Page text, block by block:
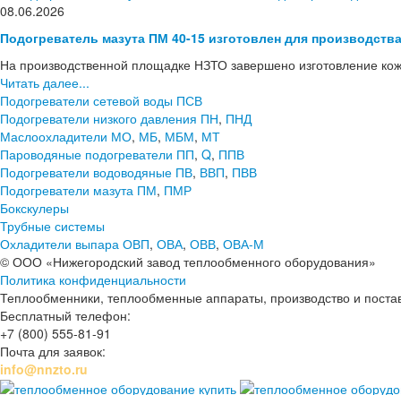
08.06.2026
Подогреватель мазута ПМ 40-15 изготовлен для
На производственной площадке НЗТО завершено изготовление
Читать далее...
Подогреватели сетевой воды ПСВ
Подогреватели низкого давления ПН, ПНД
Маслоохладители МО, МБ, МБМ, МТ
Пароводяные подогреватели ПП, Q, ППВ
Подогреватели водоводяные ПВ, ВВП, ПВВ
Подогреватели мазута ПМ, ПМР
Бокскулеры
Трубные системы
Охладители выпара ОВП, ОВА, ОВВ, ОВА-М
© ООО «Нижегородский завод теплообменного оборудования»
Политика конфиденциальности
Теплообменники, теплообменные аппараты, производство и
Бесплатный телефон:
+7 (800) 555-81-91
Почта для заявок:
info@nnzto.ru